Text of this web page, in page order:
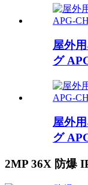
屋外
グ
屋外
グ
2MP 36X 防爆